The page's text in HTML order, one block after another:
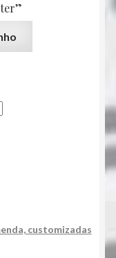
customizadas